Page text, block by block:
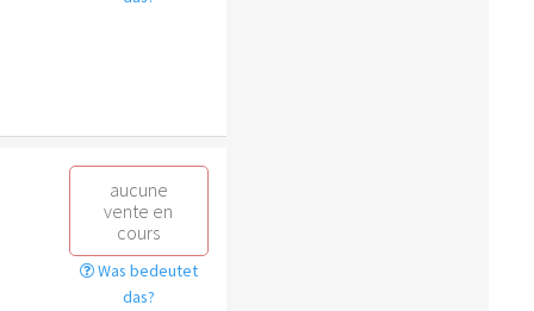
aucune
vente en
cours
Was bedeutet
das?